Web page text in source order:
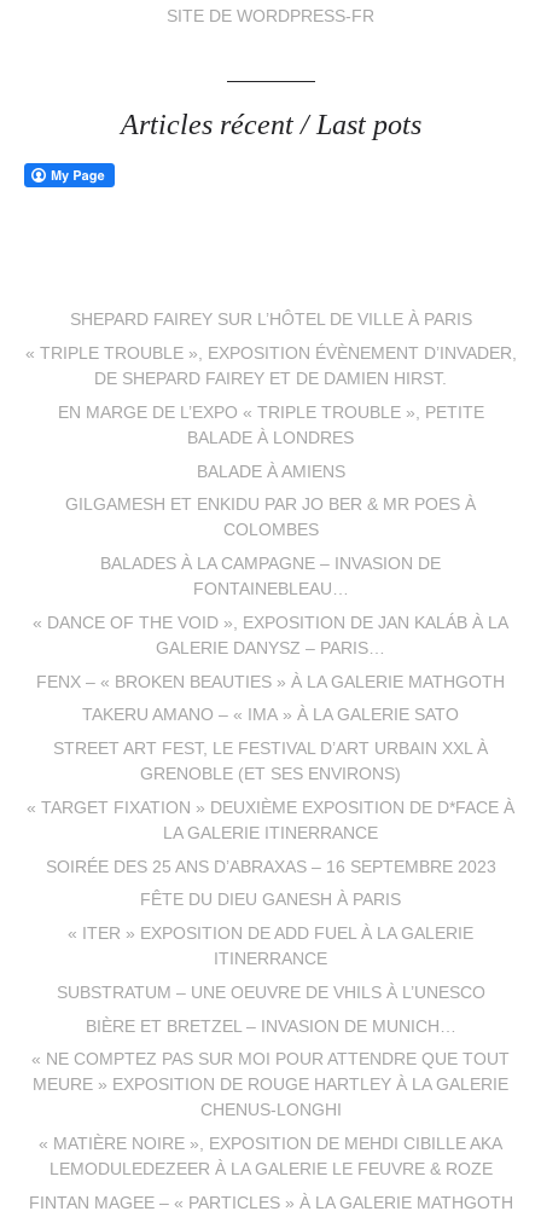
SITE DE WORDPRESS-FR
Articles récent / Last pots
SHEPARD FAIREY SUR L’HÔTEL DE VILLE À PARIS
« TRIPLE TROUBLE », EXPOSITION ÉVÈNEMENT D’INVADER,
DE SHEPARD FAIREY ET DE DAMIEN HIRST.
EN MARGE DE L’EXPO « TRIPLE TROUBLE », PETITE
BALADE À LONDRES
BALADE À AMIENS
GILGAMESH ET ENKIDU PAR JO BER & MR POES À
COLOMBES
BALADES À LA CAMPAGNE – INVASION DE
FONTAINEBLEAU…
« DANCE OF THE VOID », EXPOSITION DE JAN KALÁB À LA
GALERIE DANYSZ – PARIS…
FENX – « BROKEN BEAUTIES » À LA GALERIE MATHGOTH
TAKERU AMANO – « IMA » À LA GALERIE SATO
STREET ART FEST, LE FESTIVAL D’ART URBAIN XXL À
GRENOBLE (ET SES ENVIRONS)
« TARGET FIXATION » DEUXIÈME EXPOSITION DE D*FACE À
LA GALERIE ITINERRANCE
SOIRÉE DES 25 ANS D’ABRAXAS – 16 SEPTEMBRE 2023
FÊTE DU DIEU GANESH À PARIS
« ITER » EXPOSITION DE ADD FUEL À LA GALERIE
ITINERRANCE
SUBSTRATUM – UNE OEUVRE DE VHILS À L’UNESCO
BIÈRE ET BRETZEL – INVASION DE MUNICH…
« NE COMPTEZ PAS SUR MOI POUR ATTENDRE QUE TOUT
MEURE » EXPOSITION DE ROUGE HARTLEY À LA GALERIE
CHENUS-LONGHI
« MATIÈRE NOIRE », EXPOSITION DE MEHDI CIBILLE AKA
LEMODULEDEZEER À LA GALERIE LE FEUVRE & ROZE
FINTAN MAGEE – « PARTICLES » À LA GALERIE MATHGOTH